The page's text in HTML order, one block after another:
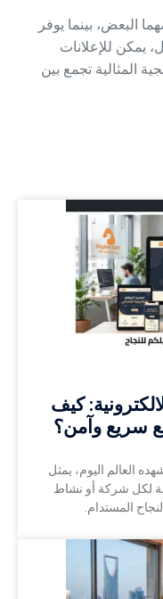
البعض، بينما يوفر
يمكن للإعلانات
المثالية تجمع بين
كيف
سريع وآمن؟
العالم اليوم، يمثل
لكل شركة أو نشاط
المستدام.